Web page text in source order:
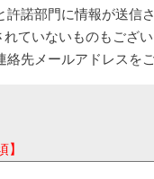
諾部門に情報が送信
ていないものもござ
絡先メールアドレスを
】